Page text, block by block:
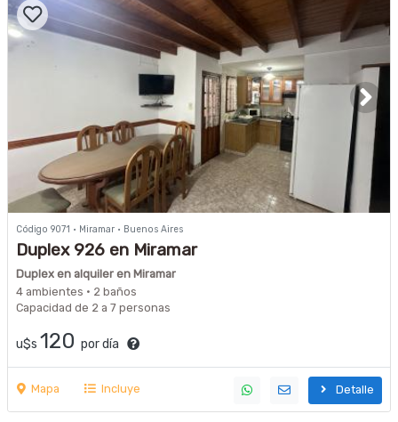
Código 9071 · Miramar · Buenos Aires
Duplex 926 en Miramar
Duplex en alquiler en Miramar
4 ambientes · 2 baños
Capacidad de 2 a 7 personas
u$s 120 por día
Mapa Incluye Detalle